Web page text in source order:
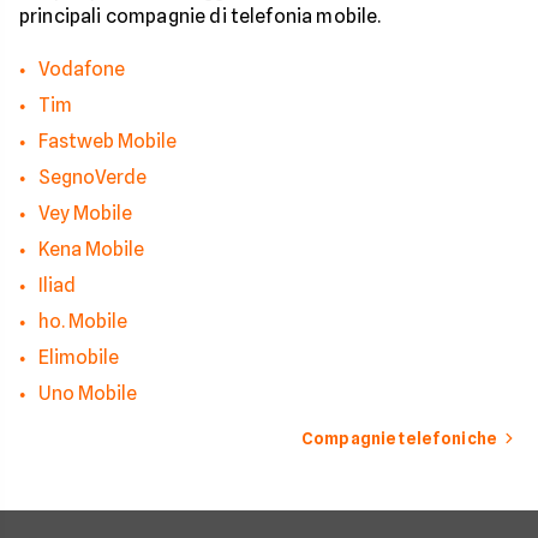
contatti
principali compagnie di telefonia mobile.
Vodafone
Tim
Fastweb Mobile
SegnoVerde
Vey Mobile
Kena Mobile
Iliad
ho. Mobile
Elimobile
Uno Mobile
Compagnie telefoniche